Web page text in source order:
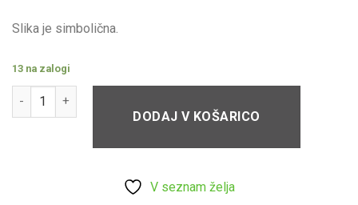
Slika je simbolična.
13 na zalogi
Zaključni čep za dovodno cev količina
DODAJ V KOŠARICO
V seznam želja